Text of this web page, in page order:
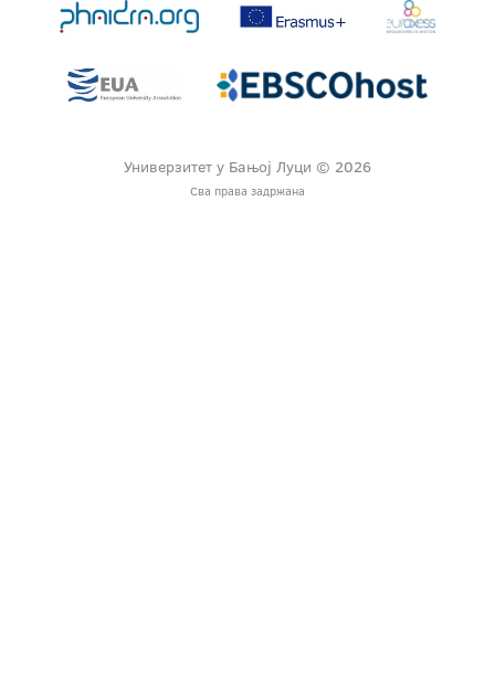
Универзитет у Бањој Луци © 2026
Сва права задржана